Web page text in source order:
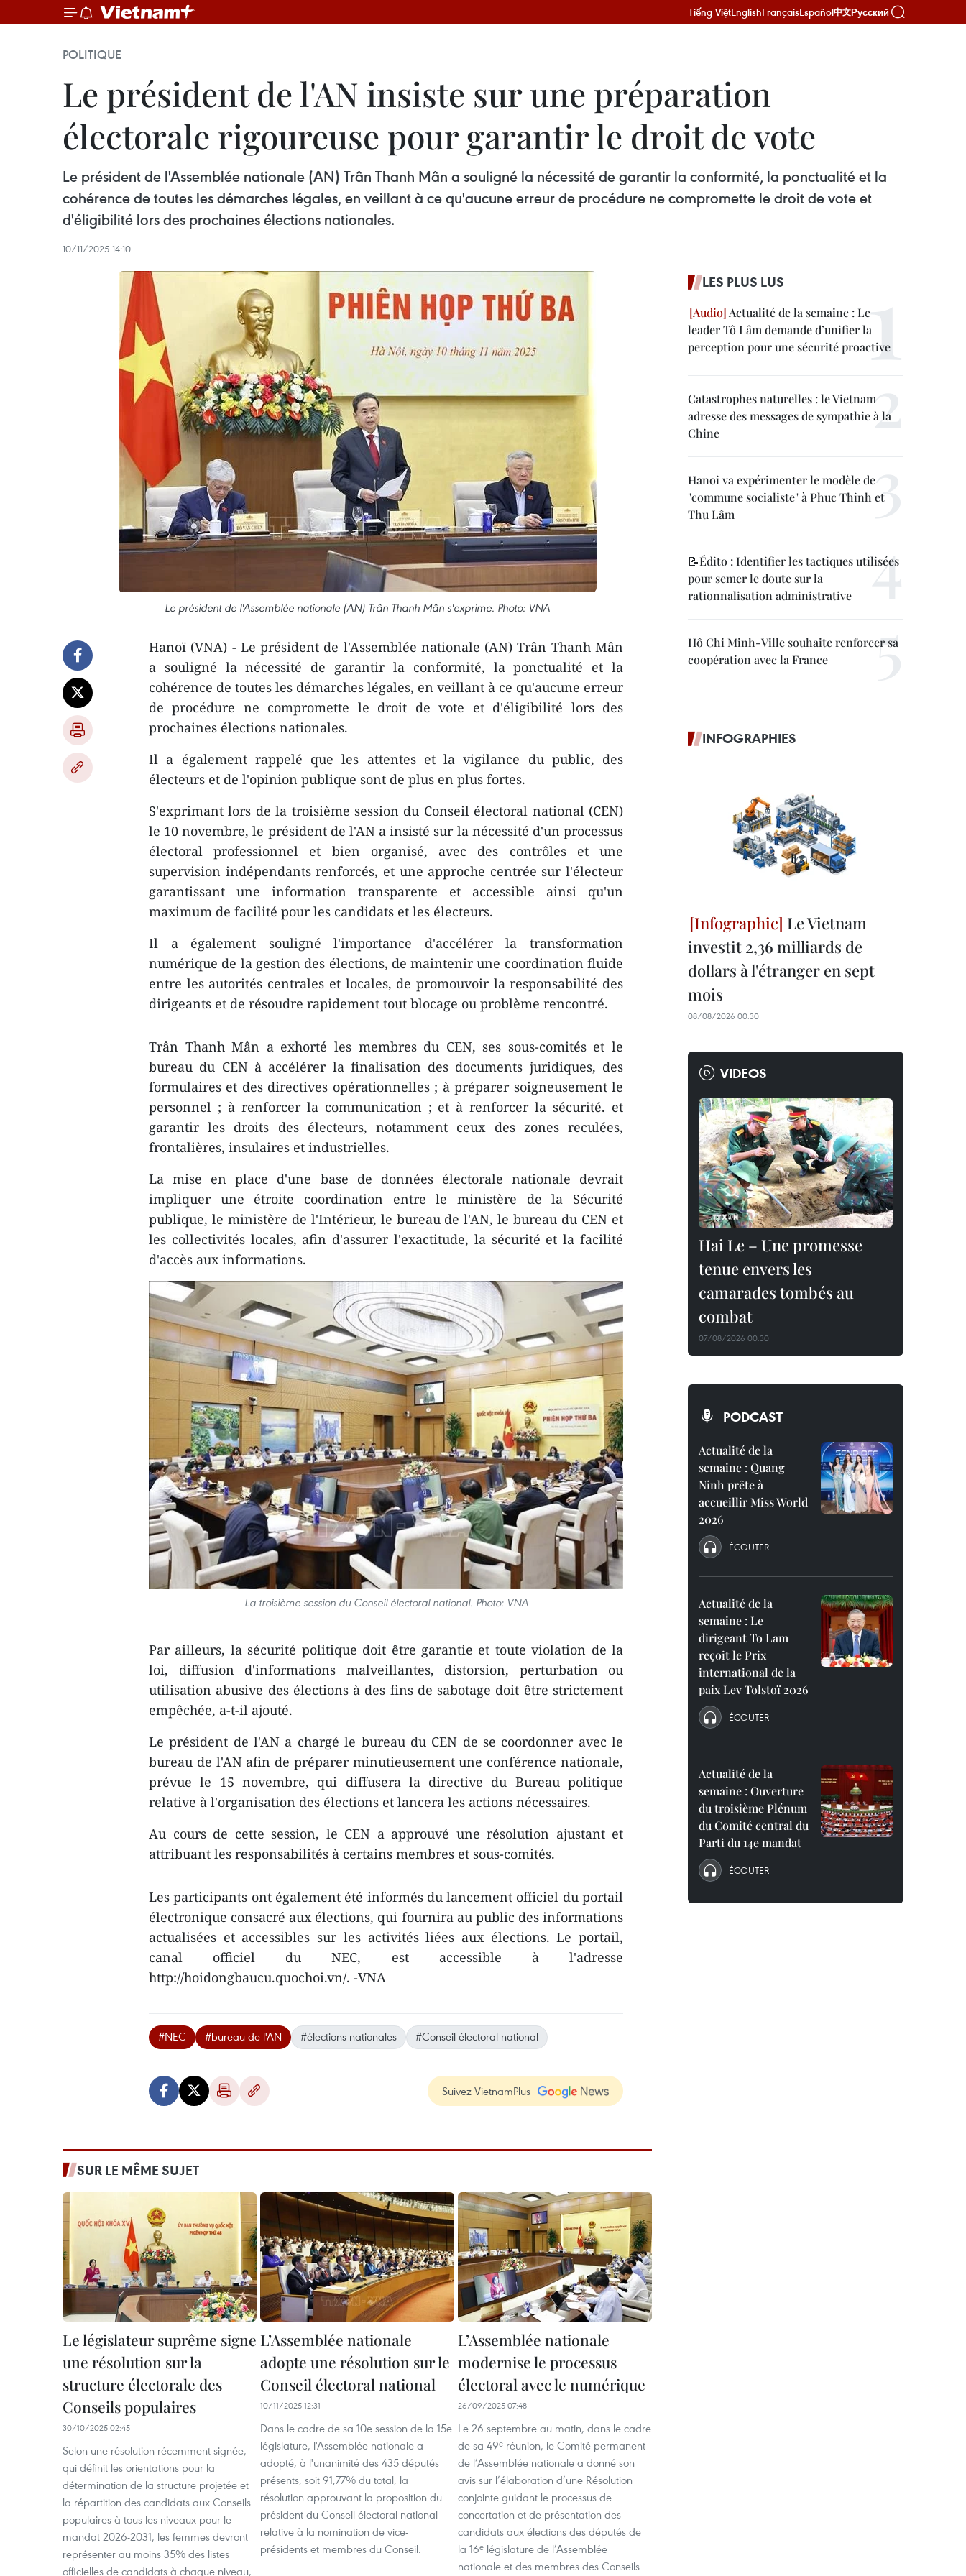
Tiếng ViệtEnglishFrançaisEspañol中文Русский
POLITIQUE
Le président de l'AN insiste sur une préparation
électorale rigoureuse pour garantir le droit de vote
Le président de l'Assemblée nationale (AN) Trân Thanh Mân a souligné la nécessité de garantir la conformité, la ponctualité et la
cohérence de toutes les démarches légales, en veillant à ce qu'aucune erreur de procédure ne compromette le droit de vote et
d'éligibilité lors des prochaines élections nationales.
10/11/2025 14:10
Le président de l'Assemblée nationale (AN) Trân Thanh Mân s'exprime. Photo: VNA
Hanoï (VNA) - Le président de l'Assemblée nationale (AN) Trân Thanh Mân
a souligné la nécessité de garantir la conformité, la ponctualité et la
cohérence de toutes les démarches légales, en veillant à ce qu'aucune erreur
de procédure ne compromette le droit de vote et d'éligibilité lors des
prochaines élections nationales.
Il a également rappelé que les attentes et la vigilance du public, des
électeurs et de l'opinion publique sont de plus en plus fortes.
S'exprimant lors de la troisième session du Conseil électoral national (CEN)
le 10 novembre, le président de l'AN a insisté sur la nécessité d'un processus
électoral professionnel et bien organisé, avec des contrôles et une
supervision indépendants renforcés, et une approche centrée sur l'électeur
garantissant une information transparente et accessible ainsi qu'un
maximum de facilité pour les candidats et les électeurs.
Il a également souligné l'importance d'accélérer la transformation
numérique de la gestion des élections, de maintenir une coordination fluide
entre les autorités centrales et locales, de promouvoir la responsabilité des
dirigeants et de résoudre rapidement tout blocage ou problème rencontré.
Trân Thanh Mân a exhorté les membres du CEN, ses sous-comités et le
bureau du CEN à accélérer la finalisation des documents juridiques, des
formulaires et des directives opérationnelles ; à préparer soigneusement le
personnel ; à renforcer la communication ; et à renforcer la sécurité. et
garantir les droits des électeurs, notamment ceux des zones reculées,
frontalières, insulaires et industrielles.
La mise en place d'une base de données électorale nationale devrait
impliquer une étroite coordination entre le ministère de la Sécurité
publique, le ministère de l'Intérieur, le bureau de l'AN, le bureau du CEN et
les collectivités locales, afin d'assurer l'exactitude, la sécurité et la facilité
d'accès aux informations.
La troisième session du Conseil électoral national. Photo: VNA
Par ailleurs, la sécurité politique doit être garantie et toute violation de la
loi, diffusion d'informations malveillantes, distorsion, perturbation ou
utilisation abusive des élections à des fins de sabotage doit être strictement
empêchée, a-t-il ajouté.
Le président de l'AN a chargé le bureau du CEN de se coordonner avec le
bureau de l'AN afin de préparer minutieusement une conférence nationale,
prévue le 15 novembre, qui diffusera la directive du Bureau politique
relative à l'organisation des élections et lancera les actions nécessaires.
Au cours de cette session, le CEN a approuvé une résolution ajustant et
attribuant les responsabilités à certains membres et sous-comités.
Les participants ont également été informés du lancement officiel du portail
électronique consacré aux élections, qui fournira au public des informations
actualisées et accessibles sur les activités liées aux élections. Le portail,
canal officiel du NEC, est accessible à l'adresse
http://hoidongbaucu.quochoi.vn/. -VNA
#NEC #bureau de l'AN #élections nationales #Conseil électoral national
Suivez VietnamPlus
SUR LE MÊME SUJET
Le législateur suprême signe
une résolution sur la
structure électorale des
Conseils populaires
30/10/2025 02:45
Selon une résolution récemment signée,
qui définit les orientations pour la
détermination de la structure projetée et
la répartition des candidats aux Conseils
populaires à tous les niveaux pour le
mandat 2026-2031, les femmes devront
représenter au moins 35% des listes
officielles de candidats à chaque niveau,
L’Assemblée nationale
adopte une résolution sur le
Conseil électoral national
10/11/2025 12:31
Dans le cadre de sa 10e session de la 15e
législature, l'Assemblée nationale a
adopté, à l'unanimité des 435 députés
présents, soit 91,77% du total, la
résolution approuvant la proposition du
président du Conseil électoral national
relative à la nomination de vice-
présidents et membres du Conseil.
L’Assemblée nationale
modernise le processus
électoral avec le numérique
26/09/2025 07:48
Le 26 septembre au matin, dans le cadre
de sa 49ᵉ réunion, le Comité permanent
de l’Assemblée nationale a donné son
avis sur l’élaboration d’une Résolution
conjointe guidant le processus de
concertation et de présentation des
candidats aux élections des députés de
la 16ᵉ législature de l’Assemblée
nationale et des membres des Conseils
LES PLUS LUS
Actualité de la semaine : Le
leader Tô Lâm demande d’unifier la
perception pour une sécurité proactive
Catastrophes naturelles : le Vietnam
adresse des messages de sympathie à la
Chine
Hanoi va expérimenter le modèle de
"commune socialiste" à Phuc Thinh et
Thu Lâm
📝Édito : Identifier les tactiques utilisées
pour semer le doute sur la
rationnalisation administrative
Hô Chi Minh-Ville souhaite renforcer sa
coopération avec la France
INFOGRAPHIES
Le Vietnam
investit 2,36 milliards de
dollars à l'étranger en sept
mois
08/08/2026 00:30
VIDEOS
Hai Le – Une promesse
tenue envers les
camarades tombés au
combat
07/08/2026 00:30
PODCAST
Actualité de la
semaine : Quang
Ninh prête à
accueillir Miss World
2026
ÉCOUTER
Actualité de la
semaine : Le
dirigeant To Lam
reçoit le Prix
international de la
paix Lev Tolstoï 2026
ÉCOUTER
Actualité de la
semaine : Ouverture
du troisième Plénum
du Comité central du
Parti du 14e mandat
ÉCOUTER